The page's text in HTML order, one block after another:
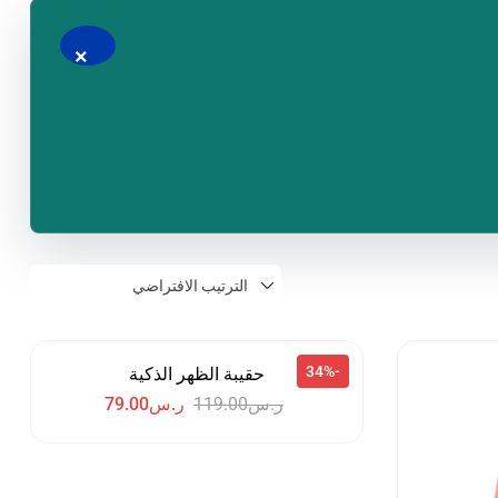
×
-34%
حقيبة الظهر الذكية
ر.س119.00 ر.س79.00